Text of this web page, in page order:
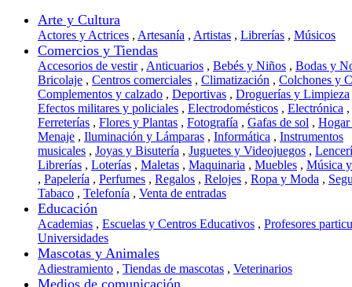
Arte y Cultura
Actores y Actrices , Artesanía , Artistas , Librerías , Músicos
Comercios y Tiendas
Accesorios de vestir, Anticuarios , Bebés y Niños , Bodas y
Bricolaje , Centros comerciales , Climatización , Colchones y
Complementos y calzado , Deportivas , Droguerías y Limpieza
Efectos militares y policiales , Electrodomésticos , Electrónica ,
Ferreterías , Flores y Plantas , Fotografía , Gafas de sol ,
Menaje , Iluminación y Lámparas , Informática , Instrumentos
musicales , Joyas y Bisutería , Juguetes y Videojuegos ,
Librerías , Loterías , Maletas , Maquinaria , Muebles , Música
, Papelería , Perfumes , Regalos , Relojes , Ropa y Moda ,
Tabaco , Telefonía , Venta de entradas
Educación
Academias , Escuelas y Centros Educativos , Profesores
Universidades
Mascotas y Animales
Adiestramiento , Tiendas de mascotas , Veterinarios
Medios de comunicación